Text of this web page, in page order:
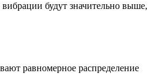
будут значительно выше,
равномерное распределение